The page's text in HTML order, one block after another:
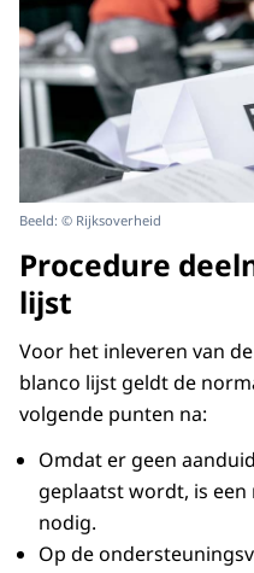
Beeld: © Rijksoverheid
Procedure
lijst
Voor het inleveren van
blanco lijst geldt de
volgende punten na:
Omdat er geen
geplaatst wordt, is
nodig.
Op de